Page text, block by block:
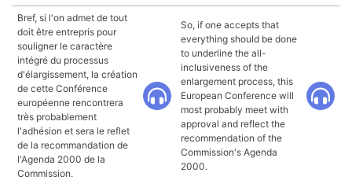
Bref, si l'on admet de tout
doit être entrepris pour
souligner le caractère
intégré du processus
d'élargissement, la création
de cette Conférence
européenne rencontrera
très probablement
l'adhésion et sera le reflet
de la recommandation de
l'Agenda 2000 de la
Commission.
So, if one accepts that
everything should be done
to underline the all-
inclusiveness of the
enlargement process, this
European Conference will
most probably meet with
approval and reflect the
recommendation of the
Commission's Agenda
2000.